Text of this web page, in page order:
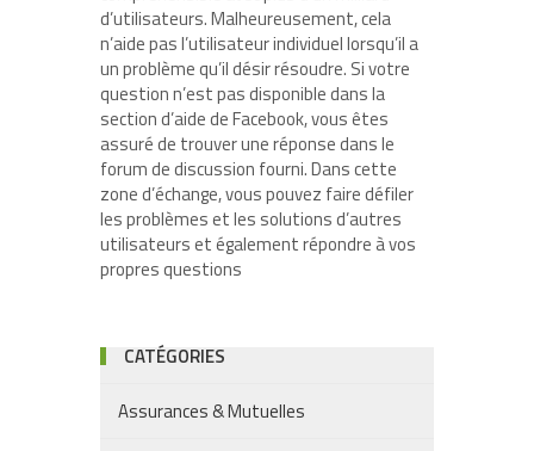
d’utilisateurs. Malheureusement, cela
n’aide pas l’utilisateur individuel lorsqu’il a
un problème qu’il désir résoudre. Si votre
question n’est pas disponible dans la
section d’aide de Facebook, vous êtes
assuré de trouver une réponse dans le
forum de discussion fourni. Dans cette
zone d’échange, vous pouvez faire défiler
les problèmes et les solutions d’autres
utilisateurs et également répondre à vos
propres questions
CATÉGORIES
Assurances & Mutuelles